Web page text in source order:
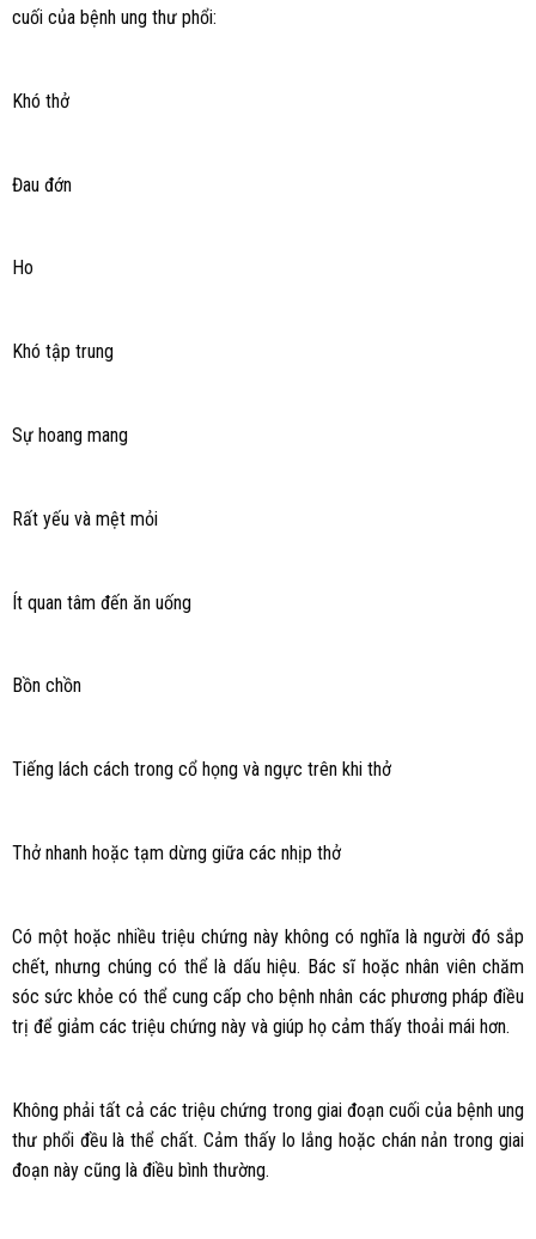
cuối của bệnh ung thư phổi:
Khó thở
Đau đớn
Ho
Khó tập trung
Sự hoang mang
Rất yếu và mệt mỏi
Ít quan tâm đến ăn uống
Bồn chồn
Tiếng lách cách trong cổ họng và ngực trên khi thở
Thở nhanh hoặc tạm dừng giữa các nhịp thở
Có một hoặc nhiều triệu chứng này không có nghĩa là người đó sắp
chết, nhưng chúng có thể là dấu hiệu. Bác sĩ hoặc nhân viên chăm
sóc sức khỏe có thể cung cấp cho bệnh nhân các phương pháp điều
trị để giảm các triệu chứng này và giúp họ cảm thấy thoải mái hơn.
Không phải tất cả các triệu chứng trong giai đoạn cuối của bệnh ung
thư phổi đều là thể chất. Cảm thấy lo lắng hoặc chán nản trong giai
đoạn này cũng là điều bình thường.